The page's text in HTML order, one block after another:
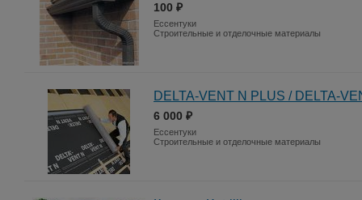
100 ₽
Ессентуки
Строительные и отделочные материалы
DELTA-VENT N PLUS / DELTA-
6 000 ₽
Ессентуки
Строительные и отделочные материалы